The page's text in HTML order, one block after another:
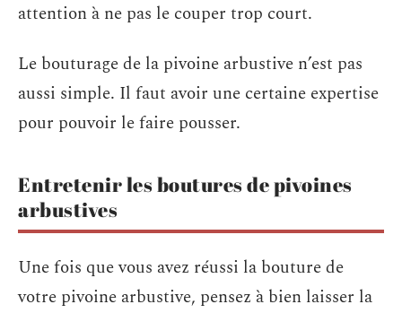
attention à ne pas le couper trop court.
Le bouturage de la pivoine arbustive n’est pas
aussi simple. Il faut avoir une certaine expertise
pour pouvoir le faire pousser.
Entretenir les boutures de pivoines
arbustives
Une fois que vous avez réussi la bouture de
votre pivoine arbustive, pensez à bien laisser la